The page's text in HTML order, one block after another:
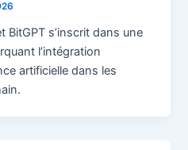
BitGPT s’inscrit dans une
l’intégration
artificielle dans les